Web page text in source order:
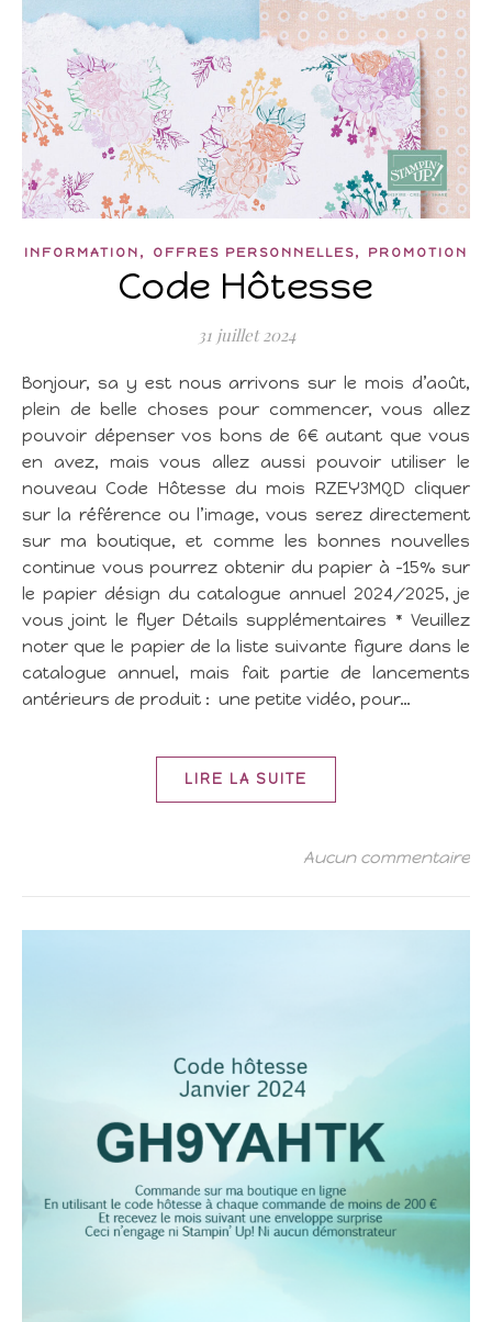
INFORMATION , OFFRES PERSONNELLES, PROMOTION
Code Hôtesse
31 juillet 2024
Bonjour, sa y est nous arrivons sur le mois d’août,
plein de belle choses pour commencer, vous allez
pouvoir dépenser vos bons de 6€ autant que vous
en avez, mais vous allez aussi pouvoir utiliser le
nouveau Code Hôtesse du mois RZEY3MQD cliquer
sur la référence ou l’image, vous serez directement
sur ma boutique, et comme les bonnes nouvelles
continue vous pourrez obtenir du papier à -15% sur
le papier désign du catalogue annuel 2024/2025, je
vous joint le flyer Détails supplémentaires * Veuillez
noter que le papier de la liste suivante figure dans le
catalogue annuel, mais fait partie de lancements
antérieurs de produit : une petite vidéo, pour…
LIRE LA SUITE
Aucun commentaire